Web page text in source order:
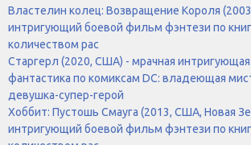
Властелин колец: Возвращение Короля
интригующий боевой фильм фэнтези по
количеством рас
Старгерл (2020, США) - мрачная интригующая
фантастика по комиксам DC: владеющая
девушка-супер-герой
Хоббит: Пустошь Смауга (2013, США, Новая
интригующий боевой фильм фэнтези по